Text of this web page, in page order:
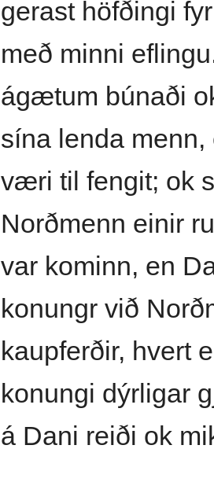
gerast höfðingi
með minni
ágætum búnaði
sína lenda
væri til fengit; ok
Norðmenn einir
var kominn, en
konungr við
kaupferðir, hvert
konungi dýrligar
á Dani reiði ok